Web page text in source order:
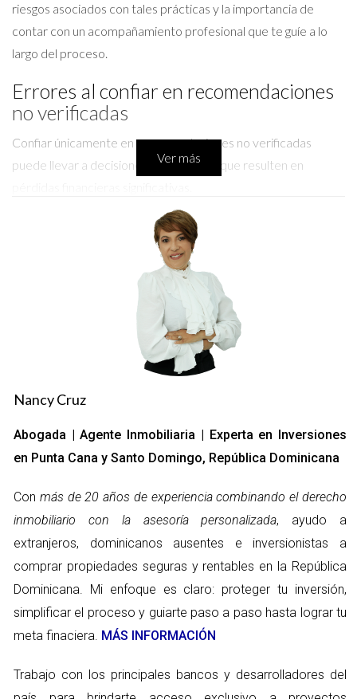
riesgos asociados con tales prácticas y la importancia de
contar con un acompañamiento profesional que te guíe a lo
largo del proceso.
Errores al confiar en recomendaciones
no verificadas
Confiar únicamente en recomendaciones no verificadas
puede llevar a decisiones precipitadas que resulten en
Uno de los errores más comunes es asumir que la información
compartida en redes sociales es precisa y confiable. Las
opiniones de amigos o conocidos pueden ser bien
intencionadas, pero carecen del contexto necesario para
hacer una evaluación informada sobre el mercado inmobiliario
local. Además, muchas veces estas recomendaciones no
consideran factores críticos como la ubicación, el estado legal
de la propiedad o las tendencias del mercado.
investigación exhaustiva. Sin un análisis detallado del área
donde se desea comprar, se corre el riesgo de adquirir una
necesidades o expectativas. Esto incluye aspectos como la
seguridad del vecindario, el acceso a servicios esenciales y la
calidad de vida en general. Finalmente, basarse únicamente
en consejos informales puede llevar a problemas legales.
Las leyes inmobiliarias en República Dominicana pueden ser
complejas y varían según la región. Un asesor profesional no
legal, sino que también te ayudará a evitar trampas comunes
Ver más
Nancy Cruz
Abogada | Agente Inmobiliaria | Experta en Inversiones
en Punta Cana y Santo Domingo, República Dominicana
Con más de 20 años de experiencia combinando el derecho
inmobiliario con la asesoría personalizada, ayudo a
extranjeros, dominicanos ausentes e inversionistas a
comprar propiedades seguras y rentables en la República
Dominicana. Mi enfoque es claro: proteger tu inversión,
simplificar el proceso y guiarte paso a paso hasta lograr tu
meta finaciera. MÁS INFORMACIÓN
Trabajo con los principales bancos y desarrolladores del